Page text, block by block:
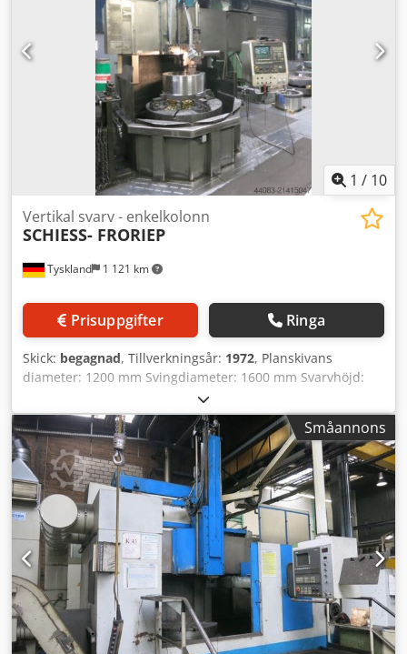
1 / 10
Tyskland 1 121 km
Vertikal svarv - enkelkolonn
SCHIESS- FRORIEP
Prisuppgifter Ringa
Skick: begagnad, Tillverkningsår: 1972, Planskivans
diameter: 1200 mm Svingdiameter: 1600 mm Svarvhöjd:
1250 mm Crjdpfsyqvfijx Ag Ejf Slädesjustering: 800 mm
Siemens styrsystem Typ: 840 c Drivningseffekt: 56 kW
Maskinen har renoverats och ombyggts hos Seidler Nr.
97237 Nr. 37 De tekniska uppgifterna kommer från
tillverkaren eller operatören och är därmed utan
förbindelse för oss. Mellanförsäljning förbehålles; våra
allmänna affärsvillkor gäller uteslutande. Om oss: över 400
egna maskiner i lager mer än 15 000 m² lageryta,
kranlyftskapasitet 70 ton över 10 000 tillbehörsartiklar för
din verkstad Vill du sälja maskiner, produktionslinjer eller
hela verksamheten? Kontakta oss gärna. Fler erbjudanden
hittar du på vår webbplats. Visningar kan ordnas efter
överenskommelse. Vi ser fram emot ert besök. Ditt Markus
Hirsch-team
Småannons